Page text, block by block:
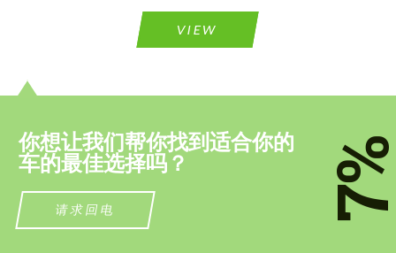
VIEW
你想让我们帮你找到适合你的
车的最佳选择吗？
请求回电